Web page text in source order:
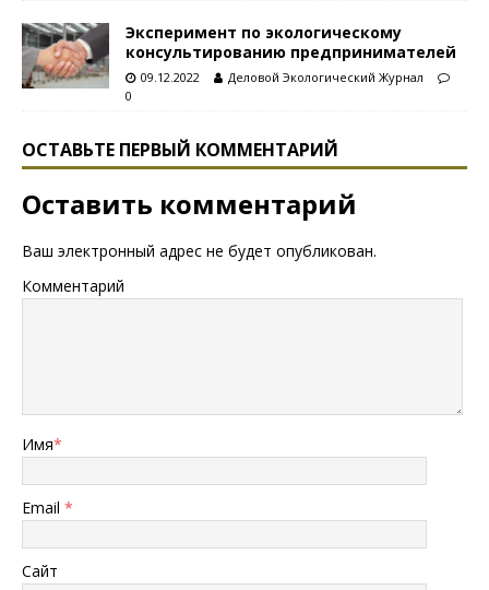
Эксперимент по экологическому
консультированию предпринимателей
09.12.2022
Деловой Экологический Журнал
0
ОСТАВЬТЕ ПЕРВЫЙ КОММЕНТАРИЙ
Оставить комментарий
Ваш электронный адрес не будет опубликован.
Комментарий
Имя*
Email *
Сайт